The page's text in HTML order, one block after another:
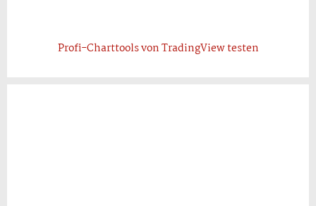
Profi-Charttools von TradingView testen